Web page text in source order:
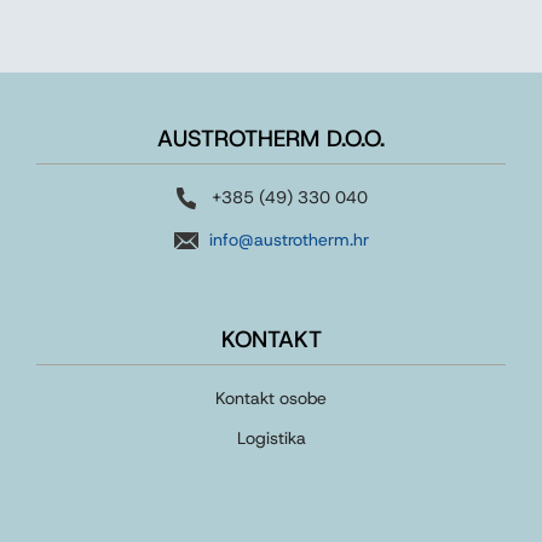
AUSTROTHERM D.O.O.
+385 (49) 330 040
info@austrotherm.hr
KONTAKT
Kontakt osobe
Logistika